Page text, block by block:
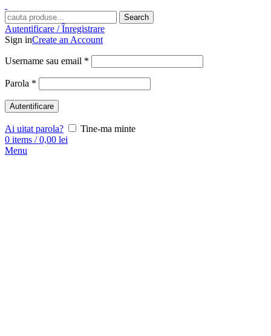
Search
Autentificare / Înregistrare
Sign inCreate an Account
Username sau email *
Parola *
Autentificare
Ai uitat parola?
Tine-ma minte
0 items / 0,00 lei
Menu